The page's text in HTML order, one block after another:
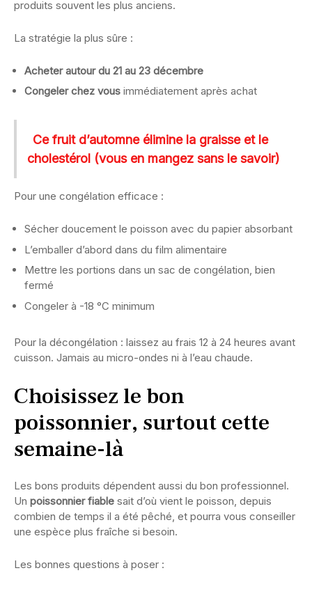
produits souvent les plus anciens.
La stratégie la plus sûre :
Acheter autour du 21 au 23 décembre
Congeler chez vous immédiatement après achat
Ce fruit d’automne élimine la graisse et le
cholestérol (vous en mangez sans le savoir)
Pour une congélation efficace :
Sécher doucement le poisson avec du papier absorbant
L’emballer d’abord dans du film alimentaire
Mettre les portions dans un sac de congélation, bien
fermé
Congeler à -18 °C minimum
Pour la décongélation : laissez au frais 12 à 24 heures avant
cuisson. Jamais au micro-ondes ni à l’eau chaude.
Choisissez le bon
poissonnier, surtout cette
semaine-là
Les bons produits dépendent aussi du bon professionnel.
Un poissonnier fiable sait d’où vient le poisson, depuis
combien de temps il a été pêché, et pourra vous conseiller
une espèce plus fraîche si besoin.
Les bonnes questions à poser :